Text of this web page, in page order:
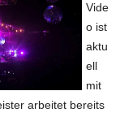
Vide
o ist
aktu
ell
mit
arbeitet bereits